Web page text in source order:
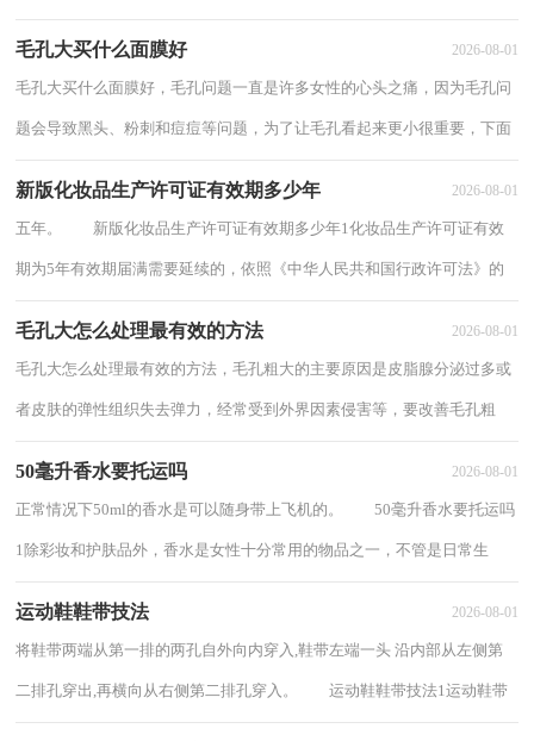
毛孔大买什么面膜好 2026-08-01
毛孔大买什么面膜好，毛孔问题一直是许多女性的心头之痛，因为毛孔问
题会导致黑头、粉刺和痘痘等问题，为了让毛孔看起来更小很重要，下面
新版化妆品生产许可证有效期多少年 2026-08-01
五年。 新版化妆品生产许可证有效期多少年1化妆品生产许可证有效
期为5年有效期届满需要延续的，依照《中华人民共和国行政许可法》的
毛孔大怎么处理最有效的方法 2026-08-01
毛孔大怎么处理最有效的方法，毛孔粗大的主要原因是皮脂腺分泌过多或
者皮肤的弹性组织失去弹力，经常受到外界因素侵害等，要改善毛孔粗
50毫升香水要托运吗 2026-08-01
正常情况下50ml的香水是可以随身带上飞机的。 50毫升香水要托运吗
1除彩妆和护肤品外，香水是女性十分常用的物品之一，不管是日常生
运动鞋鞋带技法 2026-08-01
将鞋带两端从第一排的两孔自外向内穿入,鞋带左端一头 沿内部从左侧第
二排孔穿出,再横向从右侧第二排孔穿入。 运动鞋鞋带技法1运动鞋带